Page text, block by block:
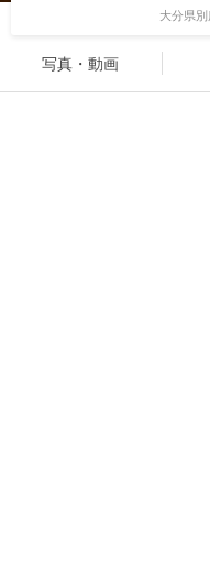
大分県
写真・動画